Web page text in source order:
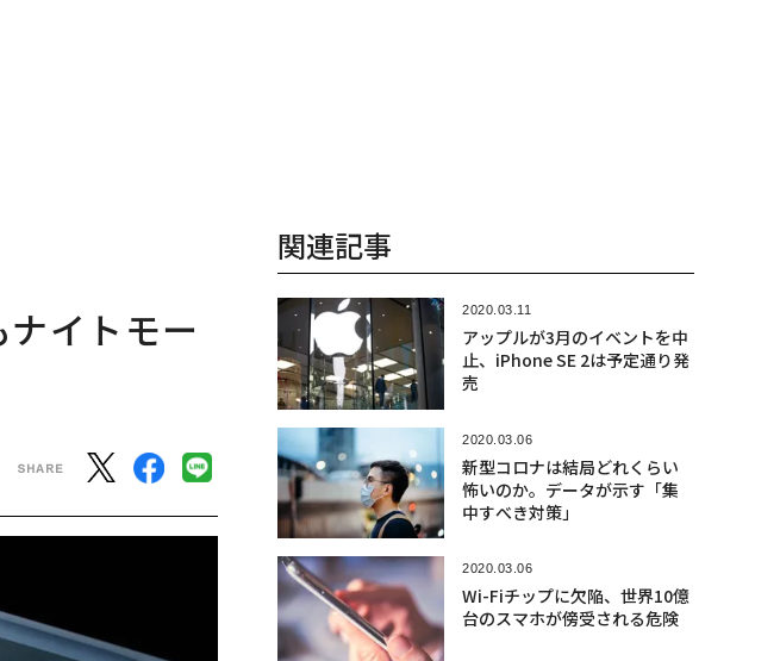
イトモー
関連記事
2020.03.11
アップルが3月のイベントを中
止、iPhone SE 2は予定通り発
売
2020.03.06
新型コロナは結局どれくらい
怖いのか。データが示す「集
中すべき対策」
2020.03.06
Wi-Fiチップに欠陥、世界10億
台のスマホが傍受される危険